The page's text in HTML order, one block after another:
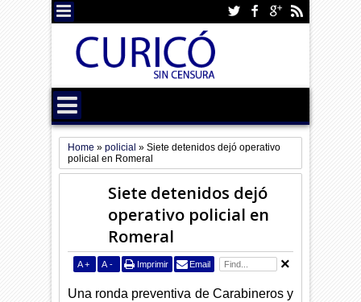
Home »policial »Siete detenidos dejó operativo
policial en Romeral
Siete detenidos dejó
operativo policial en
Romeral
A + A - Imprimir Email
Una ronda preventiva de Carabineros y